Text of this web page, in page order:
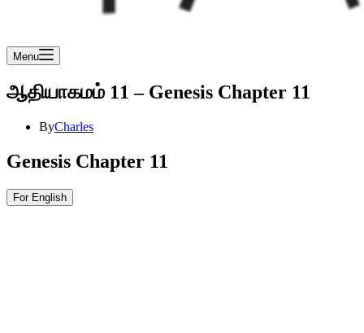
Menu
ஆதியாகமம் 11 – Genesis Chapter 11
ByCharles
Genesis Chapter 11
For English